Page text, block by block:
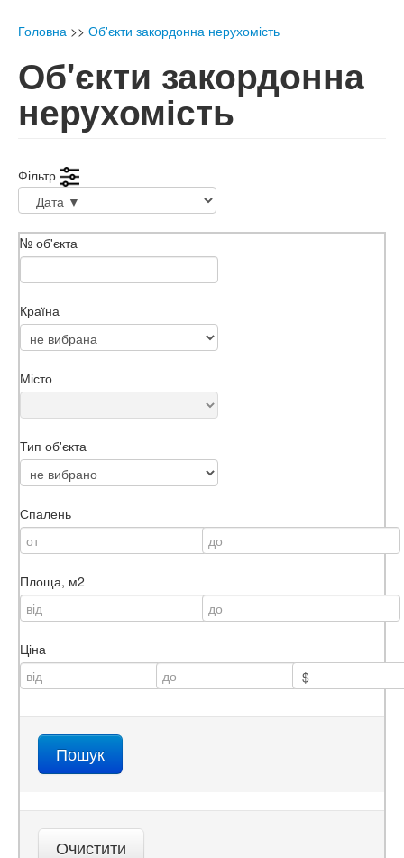
Головна >> Об'єкти закордонна нерухомість
Об'єкти закордонна
нерухомість
Фільтр
№ об'єкта
Країна
Місто
Тип об'єкта
Спалень
Площа, м2
Ціна